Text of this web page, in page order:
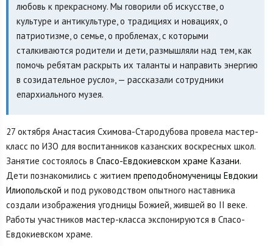
любовь к прекрасному. Мы говорили об искусстве, о
культуре и антикультуре, о традициях и новациях, о
патриотизме, о семье, о проблемах, с которыми
сталкиваются родители и дети, размышляли над тем, как
помочь ребятам раскрыть их таланты и направить энергию
в созидательное русло», — рассказали сотрудники
епархиального музея.
27 октября Анастасия Схимова-Стародубова провела мастер-
класс по ИЗО для воспитанников казанских воскресных школ.
Занятие состоялось в Спасо-Евдокиевском храме Казани.
Дети познакомились с житием преподобномученицы Евдокии
Илиопольской и под руководством опытного наставника
создали изображения угодницы Божией, жившей во II веке.
Работы участников мастер-класса экспонируются в Спасо-
Евдокиевском храме.